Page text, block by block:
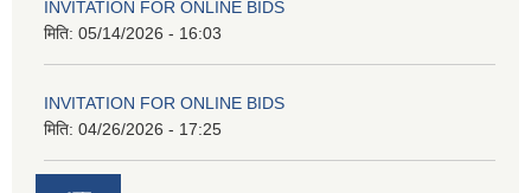
INVITATION FOR ONLINE BIDS
मिति: 05/14/2026 - 16:03
INVITATION FOR ONLINE BIDS
मिति: 04/26/2026 - 17:25